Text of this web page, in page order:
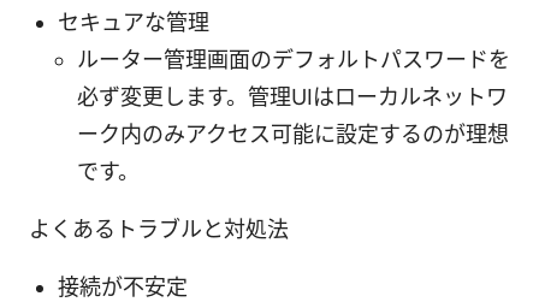
セキュアな管理
ルーター管理画面のデフォルトパスワードを
必ず変更します。管理UIはローカルネットワ
ーク内のみアクセス可能に設定するのが理想
です。
よくあるトラブルと対処法
接続が不安定